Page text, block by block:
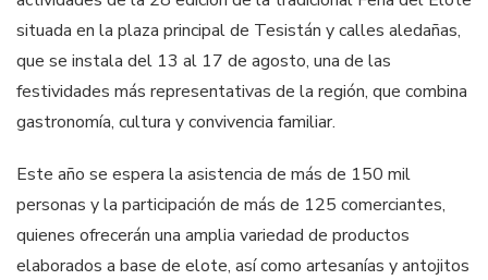
situada en la plaza principal de Tesistán y calles aledañas,
que se instala del 13 al 17 de agosto, una de las
festividades más representativas de la región, que combina
gastronomía, cultura y convivencia familiar.
Este año se espera la asistencia de más de 150 mil
personas y la participación de más de 125 comerciantes,
quienes ofrecerán una amplia variedad de productos
elaborados a base de elote, así como artesanías y antojitos